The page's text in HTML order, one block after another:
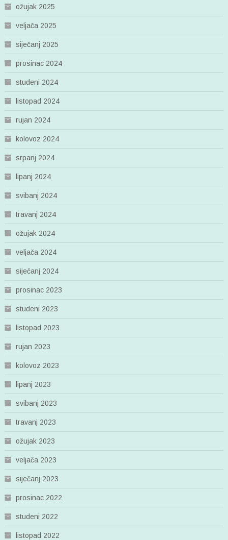
ožujak 2025
veljača 2025
siječanj 2025
prosinac 2024
studeni 2024
listopad 2024
rujan 2024
kolovoz 2024
srpanj 2024
lipanj 2024
svibanj 2024
travanj 2024
ožujak 2024
veljača 2024
siječanj 2024
prosinac 2023
studeni 2023
listopad 2023
rujan 2023
kolovoz 2023
lipanj 2023
svibanj 2023
travanj 2023
ožujak 2023
veljača 2023
siječanj 2023
prosinac 2022
studeni 2022
listopad 2022